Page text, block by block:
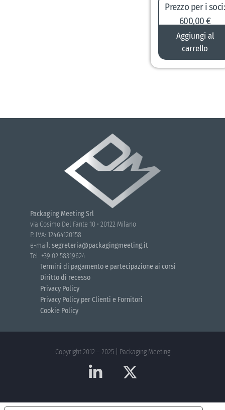
Prezzo per i soci:
600,00 €
750,00€
Aggiungi al
carrello
Packaging Meeting Srl
via Cosimo Del Fante 10 • 20122 Milano
P. IVA: 12464120158
e-mail: segreteria@packagingmeeting.it
Tel. +39 02 58319624
Termini di pagamento e partecipazione ai corsi
Diritto di recesso
Privacy Policy
Privacy Policy per Clienti e Fornitori
Cookie Policy
Copyright 2012 – 2025 | Packaging Meeting